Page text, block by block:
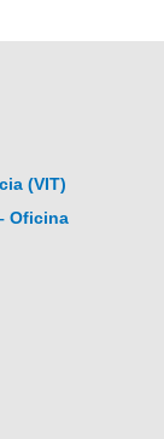
(VIT)
Oficina